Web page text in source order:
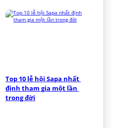
Top 10 lễ hội Sapa nhất
định tham gia một lần
trong đời